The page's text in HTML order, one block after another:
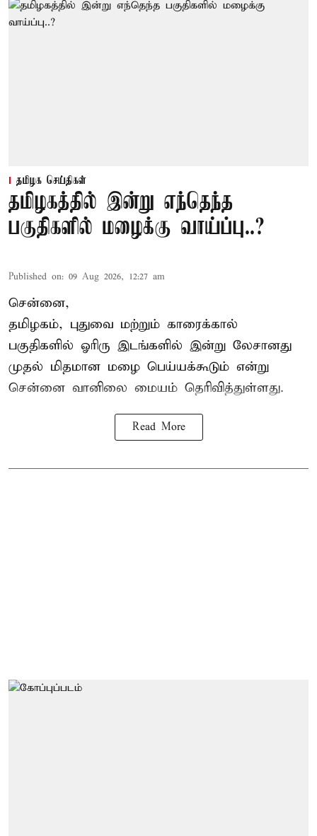
தமிழக செய்திகள்
தமிழகத்தில் இன்று எந்தெந்த
பகுதிகளில் மழைக்கு வாய்ப்பு..?
Published on: 09 Aug 2026, 12:27 am
சென்னை,
தமிழகம், புதுவை மற்றும் காரைக்கால்
பகுதிகளில் ஓரிரு இடங்களில் இன்று லேசானது
முதல் மிதமான மழை பெய்யக்கூடும் என்று
சென்னை வானிலை மையம் தெரிவித்துள்ளது.
Read More